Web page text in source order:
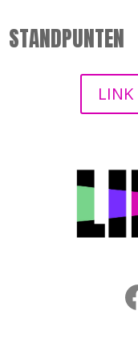
STANDPUNTEN